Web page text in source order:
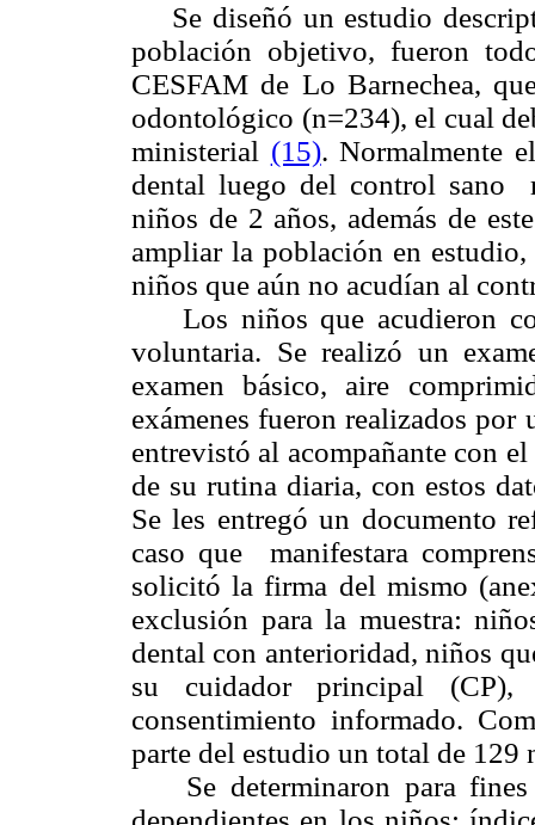
Se diseñó un estudio
población objetivo, fueron
CESFAM de Lo Barnechea,
odontológico (n=234), el cual
ministerial (15). Normalmente
dental luego del control sano
niños de 2 años, además de
ampliar la población en
niños que aún no acudían al
Los niños que acudieron
voluntaria. Se realizó un
examen básico, aire
exámenes fueron realizados por
entrevistó al acompañante con
de su rutina diaria, con estos
Se les entregó un documento
caso que manifestara
solicitó la firma del mismo
exclusión para la muestra:
dental con anterioridad, niños
su cuidador principal
consentimiento informado.
parte del estudio un total de 129
Se determinaron para fines